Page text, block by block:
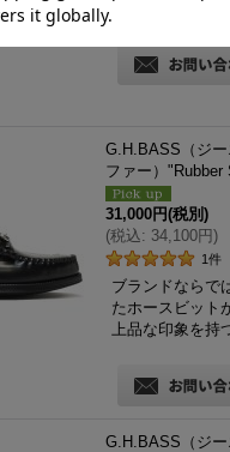
G.H.BASS（ジ
ファー）"Rubber
31,000円(税別)
(税込: 34,100円)
1件
ブランドならで
たホースビット
上品な印象を持
G.H.BASS（ジ